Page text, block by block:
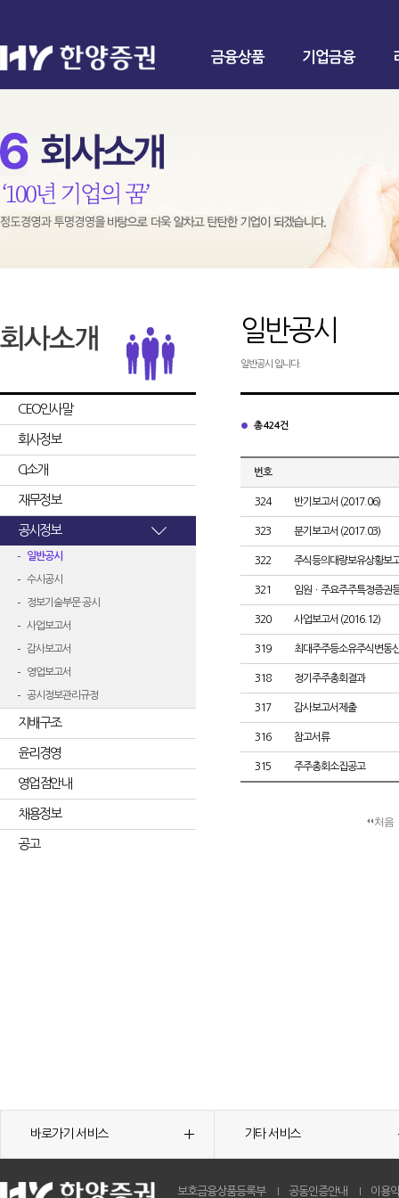
금융상품 기업금융
CEO인사말
회사정보
CI소개
재무정보
공시정보
일반공시
수시공시
정보기술부문 공시
사업보고서
감사보고서
영업보고서
공시정보관리규정
지배구조
윤리경영
영업점안내
채용정보
공고
일반공시
일반공시 입니다.
총 424건
번호
324 반기보고서 (2017.06)
323 분기보고서 (2017.03)
322 주식등의대량보유상황보
321 임원ㆍ주요주주특정증권
320 사업보고서 (2016.12)
319 최대주주등소유주식변동
318 정기주주총회결과
317 감사보고서제출
316 참고서류
315 주주총회소집공고
처음
바로가기 서비스 기타 서비스
보호금융상품등록부 공동인증안내 이용